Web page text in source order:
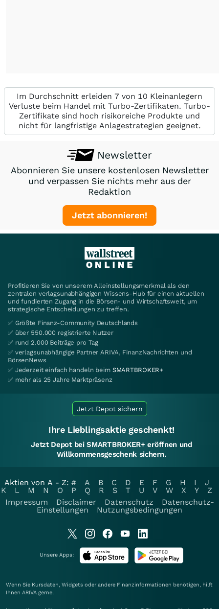
Im Durchschnitt erleiden 7 von 10 Kleinanlegern
Verluste beim Handel mit Turbo-Zertifikaten. Turbo-
Zertifikate sind hoch risikoreiche Produkte und
nicht für langfristige Anlagestrategien geeignet.
Newsletter
Abonnieren Sie unsere kostenlosen Newsletter
und verpassen Sie nichts mehr aus der
Redaktion
Jetzt abonnieren!
Profitieren Sie von unserem Alleinstellungsmerkmal als den
zentralen verlagsunabhängigen Wissens-Hub für einen aktuellen
und fundierten Zugang in die Börsen- und Wirtschaftswelt, um
strategische Entscheidungen zu treffen.
✅ Größte Finanz-Community Deutschlands
✅ über 550.000 registrierte Nutzer
✅ rund 2.000 Beiträge pro Tag
✅ verlagsunabhängige Partner ARIVA, FinanzNachrichten und
BörsenNews
✅ Jederzeit einfach handeln beim SMARTBROKER+
✅ mehr als 25 Jahre Marktpräsenz
Jetzt Depot sichern
Ihre Lieblingsaktie geschenkt!
Jetzt Depot bei SMARTBROKER+ eröffnen und
Willkommensgeschenk sichern.
Aktien von A - Z: # A B C D E F G H I
J
K
L M N O P Q R S T U V W X Y
Z
Impressum
Disclaimer Datenschutz
Datenschutz-
Einstellungen
Nutzungsbedingungen
Unsere Apps:
Wenn Sie Kursdaten, Widgets oder andere Finanzinformationen benötigen, hilft
Ihnen ARIVA gerne.